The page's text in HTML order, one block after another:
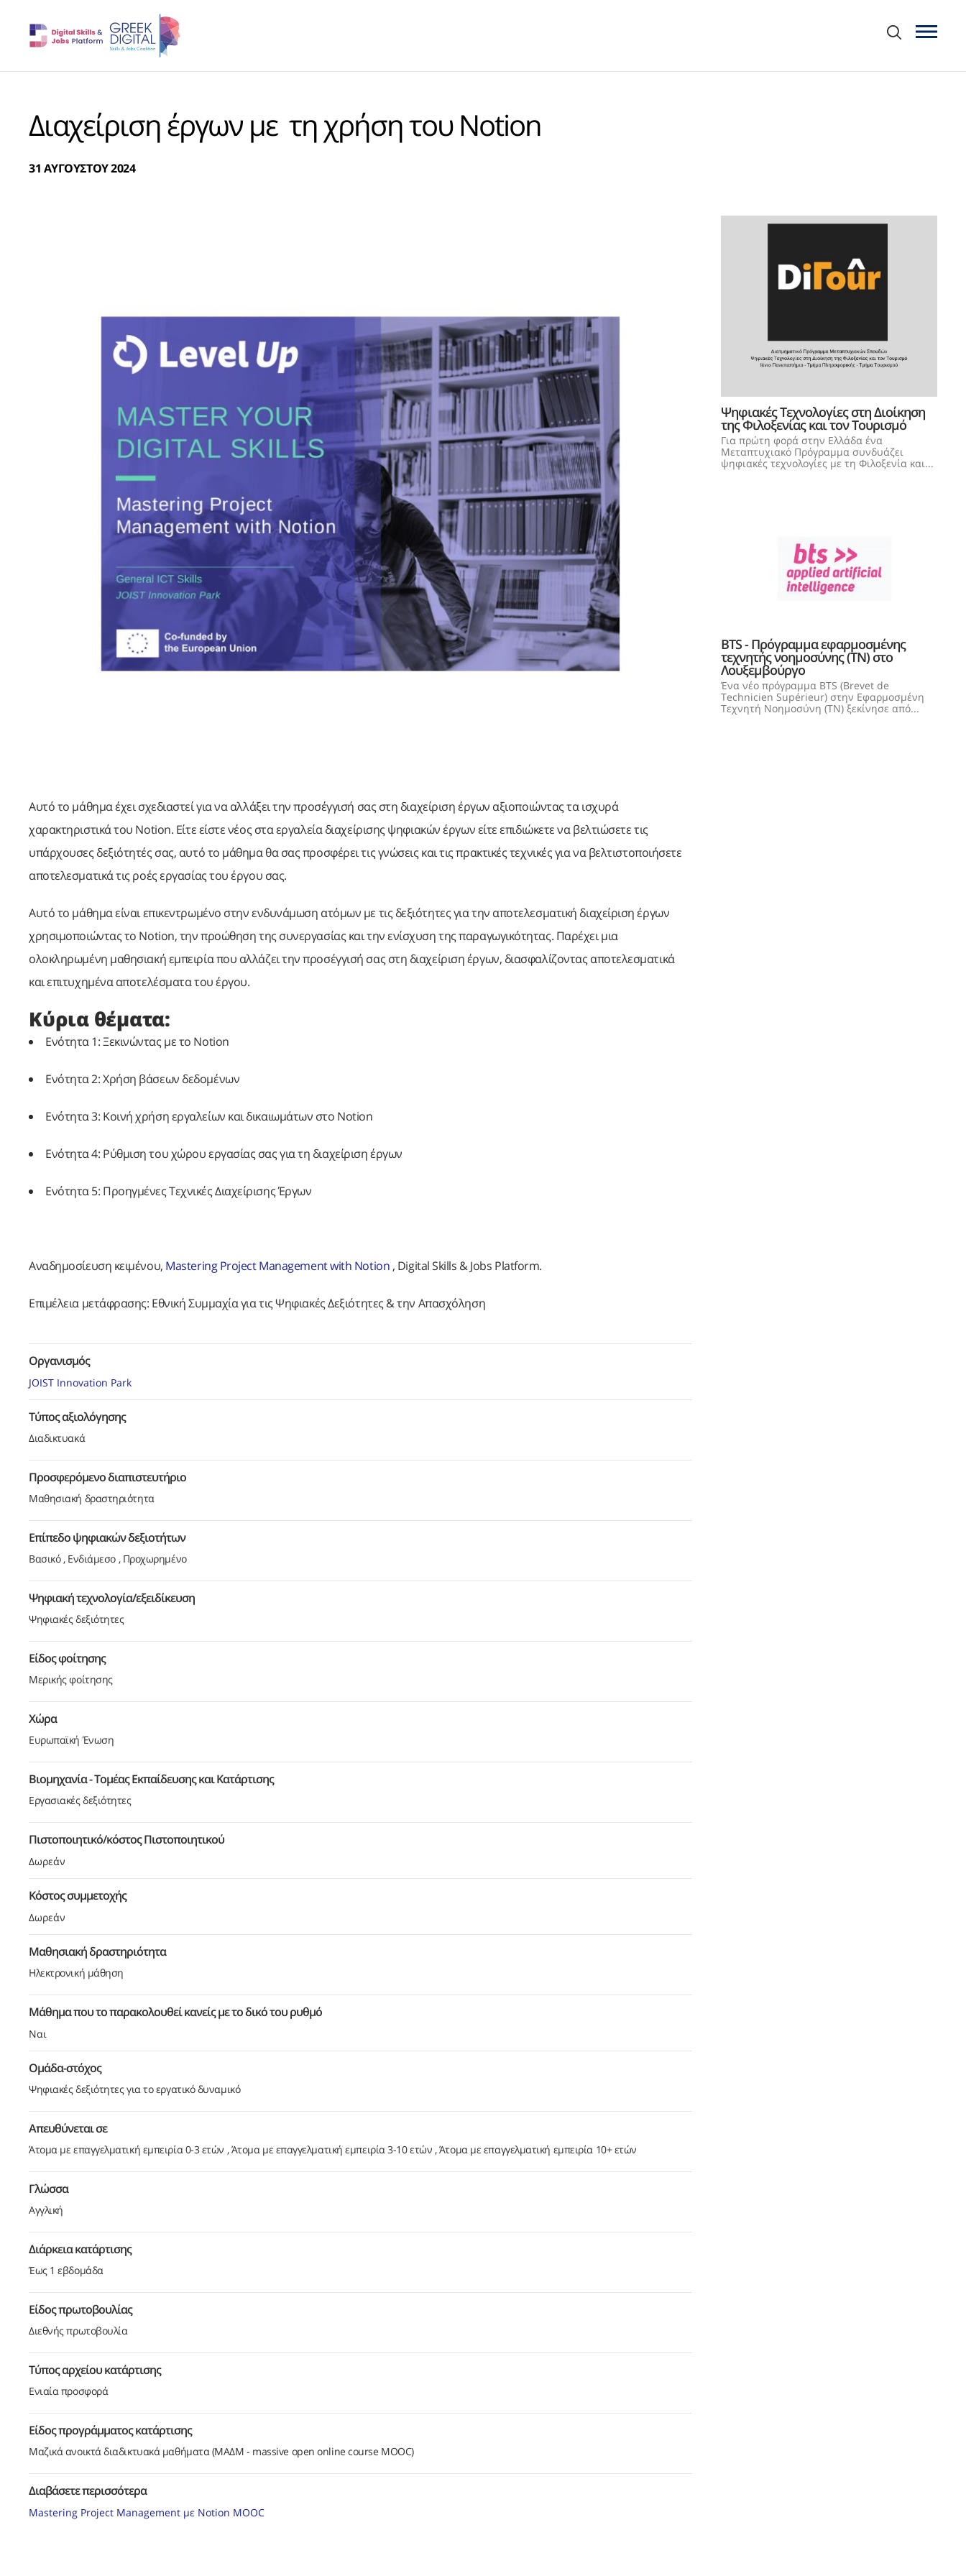
Διαχείριση έργων με τη χρήση του Notion
31 ΑΥΓΟΥΣΤΟΥ 2024
Αυτό το μάθημα έχει σχεδιαστεί για να αλλάξει την προσέγγισή σας στη διαχείριση έργων αξιοποιώντας τα ισχυρά
χαρακτηριστικά του Notion. Είτε είστε νέος στα εργαλεία διαχείρισης ψηφιακών έργων είτε επιδιώκετε να βελτιώσετε τις
υπάρχουσες δεξιότητές σας, αυτό το μάθημα θα σας προσφέρει τις γνώσεις και τις πρακτικές τεχνικές για να βελτιστοποιήσετε
αποτελεσματικά τις ροές εργασίας του έργου σας.
Αυτό το μάθημα είναι επικεντρωμένο στην ενδυνάμωση ατόμων με τις δεξιότητες για την αποτελεσματική διαχείριση έργων
χρησιμοποιώντας το Notion, την προώθηση της συνεργασίας και την ενίσχυση της παραγωγικότητας. Παρέχει μια
ολοκληρωμένη μαθησιακή εμπειρία που αλλάζει την προσέγγισή σας στη διαχείριση έργων, διασφαλίζοντας αποτελεσματικά
και επιτυχημένα αποτελέσματα του έργου.
Κύρια θέματα:
Ενότητα 1: Ξεκινώντας με το Notion
Ενότητα 2: Χρήση βάσεων δεδομένων
Ενότητα 3: Κοινή χρήση εργαλείων και δικαιωμάτων στο Notion
Ενότητα 4: Ρύθμιση του χώρου εργασίας σας για τη διαχείριση έργων
Ενότητα 5: Προηγμένες Τεχνικές Διαχείρισης Έργων
Aναδημοσίευση κειμένου, Mastering Project Management with Notion , Digital Skills & Jobs Platform.
Επιμέλεια μετάφρασης: Εθνική Συμμαχία για τις Ψηφιακές Δεξιότητες & την Απασχόληση
Οργανισμός
JOIST Innovation Park
Τύπος αξιολόγησης
Διαδικτυακά
Προσφερόμενο διαπιστευτήριο
Μαθησιακή δραστηριότητα
Επίπεδο ψηφιακών δεξιοτήτων
Βασικό Ενδιάμεσο Προχωρημένο
Ψηφιακή τεχνολογία/εξειδίκευση
Ψηφιακές δεξιότητες
Είδος φοίτησης
Μερικής φοίτησης
Χώρα
Ευρωπαϊκή Ένωση
Βιομηχανία - Τομέας Εκπαίδευσης και Κατάρτισης
Εργασιακές δεξιότητες
Πιστοποιητικό/κόστος Πιστοποιητικού
Δωρεάν
Κόστος συμμετοχής
Δωρεάν
Μαθησιακή δραστηριότητα
Ηλεκτρονική μάθηση
Μάθημα που το παρακολουθεί κανείς με το δικό του ρυθμό
Ναι
Ομάδα-στόχος
Ψηφιακές δεξιότητες για το εργατικό δυναμικό
Απευθύνεται σε
Άτομα με επαγγελματική εμπειρία 0-3 ετών Άτομα με επαγγελματική εμπειρία 3-10 ετών Άτομα με επαγγελματική εμπειρία 10+ ετών
Γλώσσα
Αγγλική
Διάρκεια κατάρτισης
Έως 1 εβδομάδα
Είδος πρωτοβουλίας
Διεθνής πρωτοβουλία
Τύπος αρχείου κατάρτισης
Ενιαία προσφορά
Είδος προγράμματος κατάρτισης
Μαζικά ανοικτά διαδικτυακά μαθήματα (ΜΑΔΜ - massive open online course MOOC)
Διαβάσετε περισσότερα
Mastering Project Management με Notion MOOC
Ψηφιακές Τεχνολογίες στη Διοίκηση
της Φιλοξενίας και τον Τουρισμό
Για πρώτη φορά στην Ελλάδα ένα
Μεταπτυχιακό Πρόγραμμα συνδυάζει
ψηφιακές τεχνολογίες με τη Φιλοξενία και...
BTS - Πρόγραμμα εφαρμοσμένης
τεχνητής νοημοσύνης (TN) στο
Λουξεμβούργο
Ένα νέο πρόγραμμα BTS (Brevet de
Technicien Supérieur) στην Εφαρμοσμένη
Τεχνητή Νοημοσύνη (ΤΝ) ξεκίνησε από...